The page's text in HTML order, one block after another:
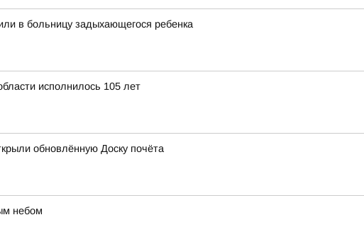
в больницу задыхающегося ребенка
исполнилось 105 лет
обновлённую Доску почёта
небом